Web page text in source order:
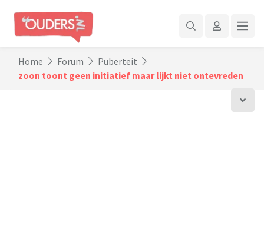
Home Forum
Puberteit
zoon toont geen initiatief maar lijkt niet ontevreden